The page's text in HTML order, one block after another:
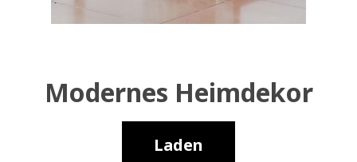
Modernes Heimdekor
Laden